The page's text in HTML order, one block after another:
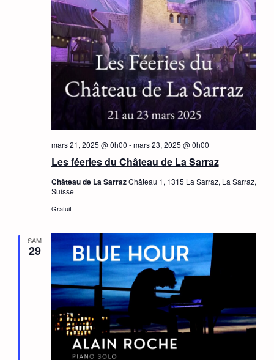
Les féeries du Château de La Sarraz
mars 21, 2025 @ 0h00 -mars 23, 2025 @ 0h00
Château de La SarrazChâteau 1, 1315 La Sarraz, La Sarraz,
Suisse
Gratuit
SAM
29